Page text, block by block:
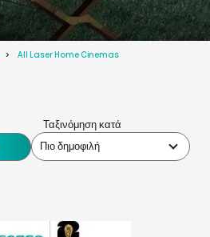
All Laser Home Cinemas
Ταξινόμηση κατά
Πιο δημοφιλή